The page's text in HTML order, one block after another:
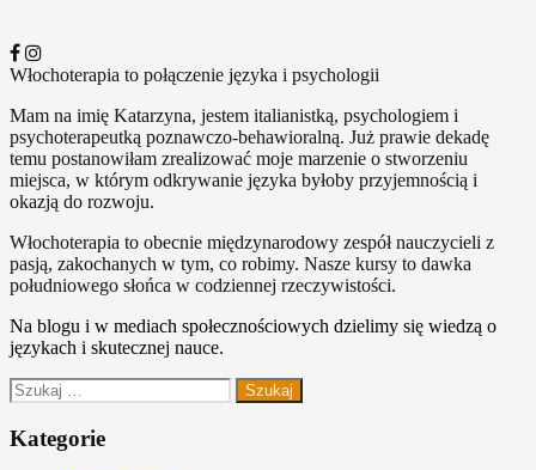
Facebook
Instagram
Włochoterapia to połączenie języka i psychologii
Mam na imię Katarzyna, jestem italianistką, psychologiem i
psychoterapeutką poznawczo-behawioralną. Już prawie dekadę
temu postanowiłam zrealizować moje marzenie o stworzeniu
miejsca, w którym odkrywanie języka byłoby przyjemnością i
okazją do rozwoju.
Włochoterapia to obecnie międzynarodowy zespół nauczycieli z
pasją, zakochanych w tym, co robimy. Nasze kursy to dawka
południowego słońca w codziennej rzeczywistości.
Na blogu i w mediach społecznościowych dzielimy się wiedzą o
językach i skutecznej nauce.
Szukaj:
Kategorie